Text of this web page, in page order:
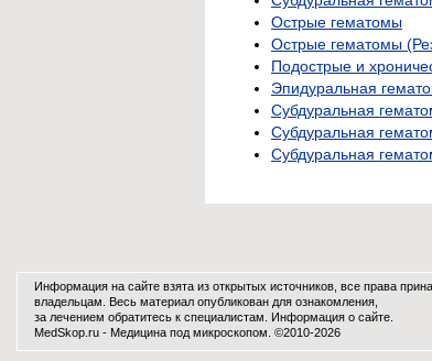
Острые гематомы
Острые гематомы
Подострые и
Эпидуральная
Субдуральная
Субдуральная
Субдуральная
Информация на сайте взята из открытых источников, все права
владельцам. Весь материал опубликован для ознакомления,
за лечением обратитесь к специалистам. Информация о сайте
MedSkop.ru - Медицина под микроскопом. ©2010-2026